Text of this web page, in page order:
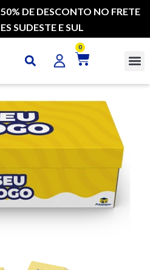
50% DE DESCONTO NO FRETE
SUDESTE E SUL
0